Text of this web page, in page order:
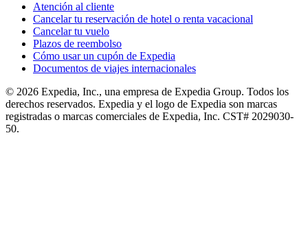
Atención al cliente
Cancelar tu reservación de hotel o renta vacacional
Cancelar tu vuelo
Plazos de reembolso
Cómo usar un cupón de Expedia
Documentos de viajes internacionales
© 2026 Expedia, Inc., una empresa de Expedia Group. Todos los
derechos reservados. Expedia y el logo de Expedia son marcas
registradas o marcas comerciales de Expedia, Inc. CST# 2029030-
50.